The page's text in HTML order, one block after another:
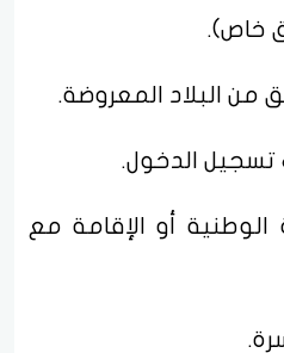
الوطنية أو الإقامة مع